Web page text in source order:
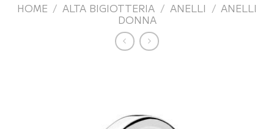
HOME / ALTA BIGIOTTERIA / ANELLI / ANELLI
DONNA